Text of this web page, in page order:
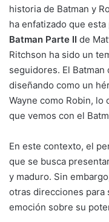
historia de Batman y
ha enfatizado que
Batman Parte II de
Ritchson ha sido un
seguidores. El Batman
diseñando como un
Wayne como Robin, lo
que vemos con el
En este contexto, el
que se busca
y maduro. Sin
otras direcciones para
emoción sobre su